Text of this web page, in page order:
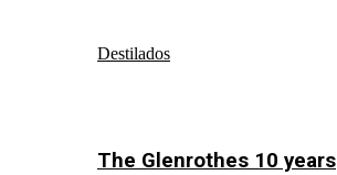
Destilados
The Glenrothes 10 years